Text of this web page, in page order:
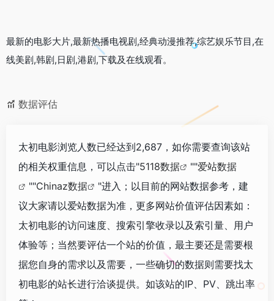
最新的电影大片,最新热播电视剧,经典动漫推荐,综艺娱乐节目,在
线美剧,韩剧,日剧,港剧,下载及在线观看。
数据评估
太初电影浏览人数已经达到2,687，如你需要查询该站
的相关权重信息，可以点击"5118数据 ""爱站数据
""Chinaz数据
"进入；以目前的网站数据参考，建
议大家请以爱站数据为准，更多网站价值评估因素如：
太初电影的访问速度、搜索引擎收录以及索引量、用户
体验等；当然要评估一个站的价值，最主要还是需要根
据您自身的需求以及需要，一些确切的数据则需要找太
初电影的站长进行洽谈提供。如该站的IP、PV、跳出率